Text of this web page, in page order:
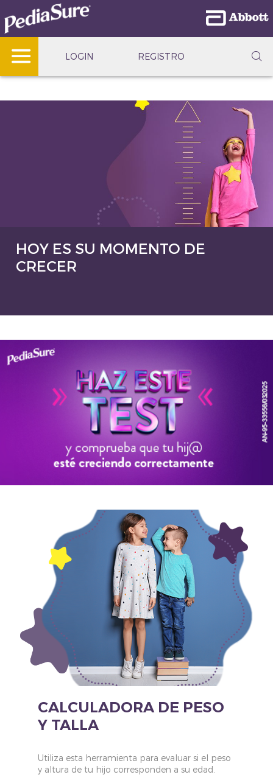
REGISTRO
LOGIN
HOY ES SU MOMENTO DE
CRECER
CALCULADORA DE PESO
Y TALLA
Utiliza esta herramienta para evaluar si el peso
y altura de tu hijo corresponden a su edad.